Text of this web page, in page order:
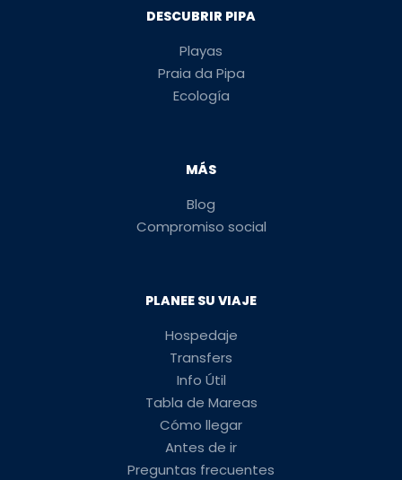
DESCUBRIR PIPA
Playas
Praia da Pipa
Ecología
MÁS
Blog
Compromiso social
PLANEE SU VIAJE
Hospedaje
Transfers
Info Útil
Tabla de Mareas
Cómo llegar
Antes de ir
Preguntas frecuentes